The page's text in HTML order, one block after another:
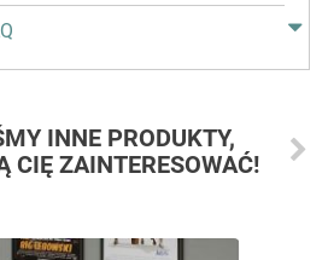
INNE PRODUKTY,
CIĘ ZAINTERESOWAĆ!